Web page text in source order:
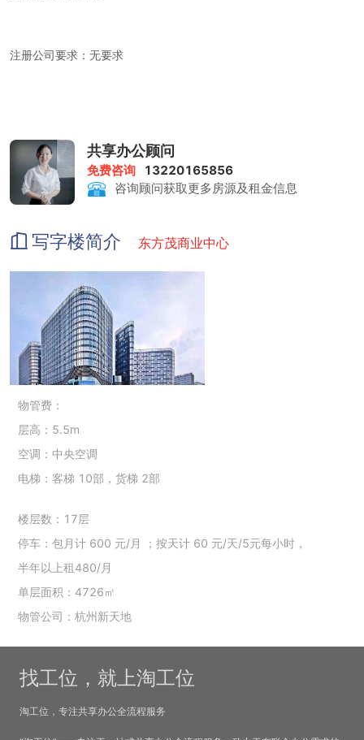
注册公司要求：无要求
打印复印：0.5元/张
共享办公顾问
免费咨询
13220165856
咨询顾问获取更多房源及租金信息
写字楼简介 东方茂商业中心
物管费：
层高：5.5m
空调：中央空调
电梯：客梯 10部，货梯 2部
楼层数：17层
停车：包月计 600 元/月 ；按天计 60 元/天/5元每小时，
半年以上租480/月
单层面积：4726㎡
物管公司：杭州新天地
找工位，就上淘工位
淘工位，专注共享办公全流程服务